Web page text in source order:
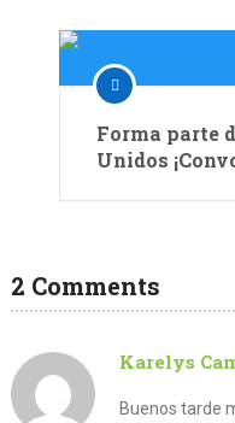
Forma parte
Unidos
2 Comments
Karelys
Buenos tarde